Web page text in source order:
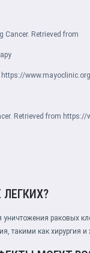
Retrieved from
https://
Retrieved from https://
раковых
такими как хирургия и